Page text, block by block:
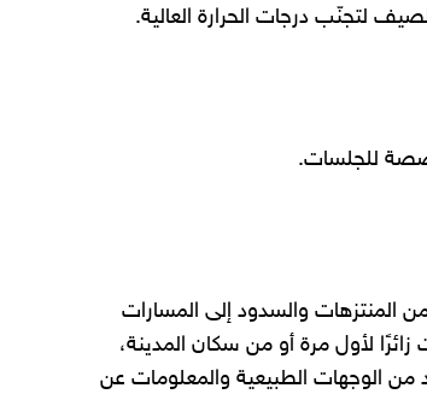
لتجنّب درجات الحرارة العالية.
للجلسات.
والسدود إلى المسارات
لأول مرة أو من سكان المدينة،
الوجهات الطبيعية والمعلومات عن